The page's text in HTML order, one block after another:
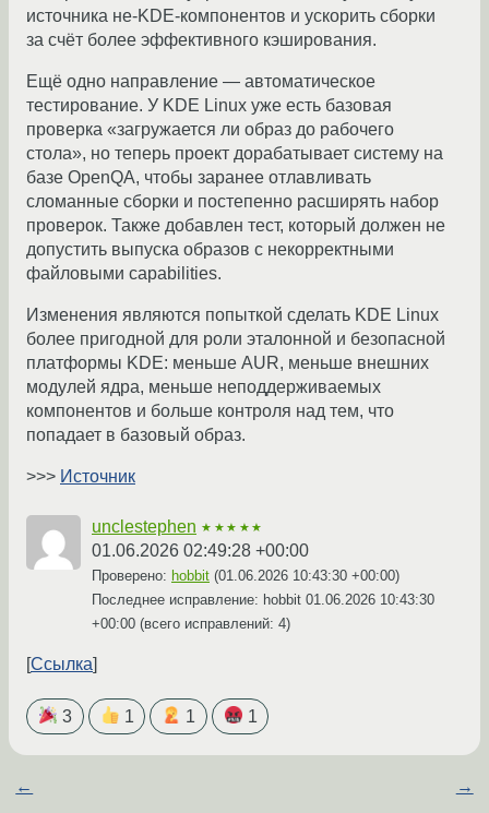
источника не-KDE-компонентов и ускорить сборки
за счёт более эффективного кэширования.
Ещё одно направление — автоматическое
тестирование. У KDE Linux уже есть базовая
проверка «загружается ли образ до рабочего
стола», но теперь проект дорабатывает систему на
базе OpenQA, чтобы заранее отлавливать
сломанные сборки и постепенно расширять набор
проверок. Также добавлен тест, который должен не
допустить выпуска образов с некорректными
файловыми capabilities.
Изменения являются попыткой сделать KDE Linux
более пригодной для роли эталонной и безопасной
платформы KDE: меньше AUR, меньше внешних
модулей ядра, меньше неподдерживаемых
компонентов и больше контроля над тем, что
попадает в базовый образ.
>>> Источник
unclestephen ★★★★★
01.06.2026 02:49:28 +00:00
Проверено: hobbit (01.06.2026 10:43:30 +00:00)
Последнее исправление: hobbit 01.06.2026 10:43:30
+00:00 (всего исправлений: 4)
Ссылка
3 1 1 1
← →